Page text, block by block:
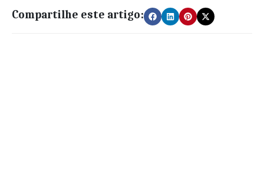
Compartilhe este artigo: